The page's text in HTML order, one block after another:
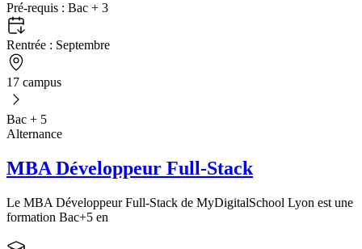
Pré-requis : Bac + 3
Rentrée : Septembre
17 campus
Bac + 5
Alternance
MBA Développeur Full-Stack
Le MBA Développeur Full-Stack de MyDigitalSchool Lyon est une
formation Bac+5 en